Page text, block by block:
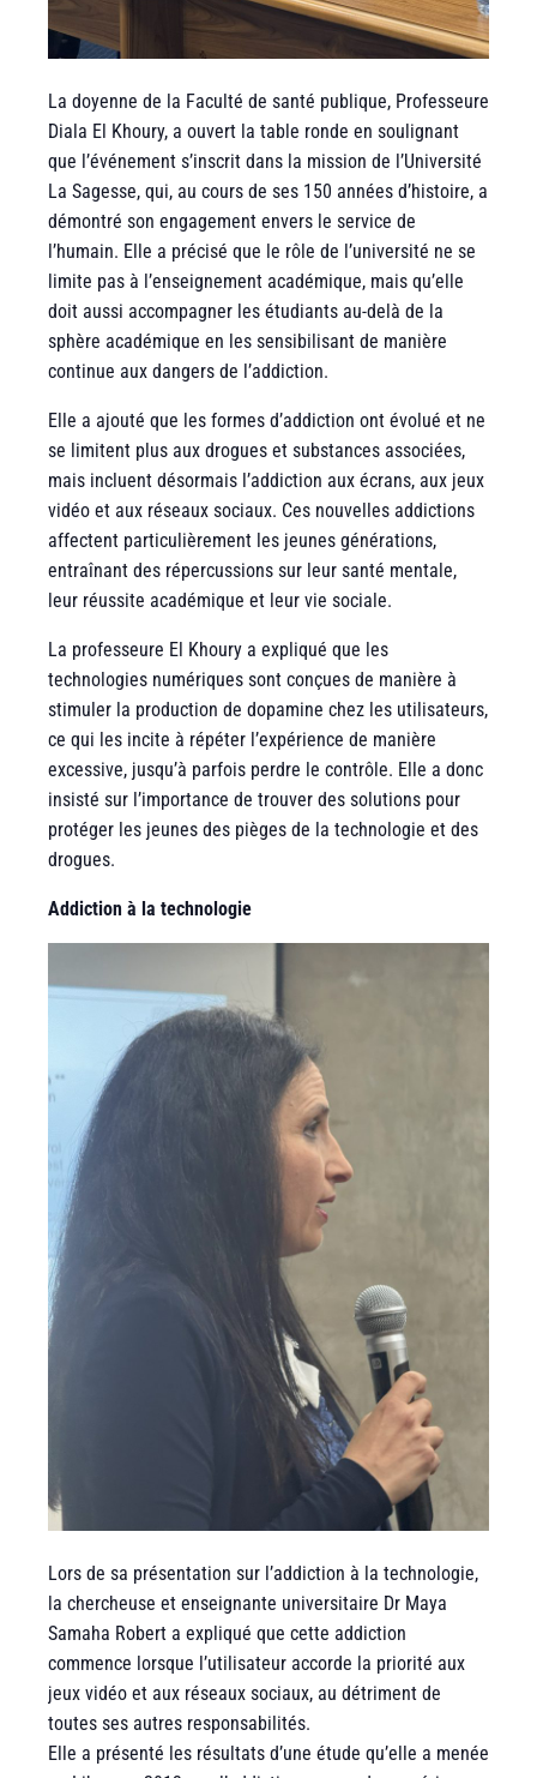
La doyenne de la Faculté de santé publique, Professeure
Diala El Khoury, a ouvert la table ronde en soulignant
que l’événement s’inscrit dans la mission de l’Université
La Sagesse, qui, au cours de ses 150 années d’histoire, a
démontré son engagement envers le service de
l’humain. Elle a précisé que le rôle de l’université ne se
limite pas à l’enseignement académique, mais qu’elle
doit aussi accompagner les étudiants au-delà de la
sphère académique en les sensibilisant de manière
continue aux dangers de l’addiction.
Elle a ajouté que les formes d’addiction ont évolué et ne
se limitent plus aux drogues et substances associées,
mais incluent désormais l’addiction aux écrans, aux jeux
vidéo et aux réseaux sociaux. Ces nouvelles addictions
affectent particulièrement les jeunes générations,
entraînant des répercussions sur leur santé mentale,
leur réussite académique et leur vie sociale.
La professeure El Khoury a expliqué que les
technologies numériques sont conçues de manière à
stimuler la production de dopamine chez les utilisateurs,
ce qui les incite à répéter l’expérience de manière
excessive, jusqu’à parfois perdre le contrôle. Elle a donc
insisté sur l’importance de trouver des solutions pour
protéger les jeunes des pièges de la technologie et des
drogues.
Addiction à la technologie
Lors de sa présentation sur l’addiction à la technologie,
la chercheuse et enseignante universitaire Dr Maya
Samaha Robert a expliqué que cette addiction
commence lorsque l’utilisateur accorde la priorité aux
jeux vidéo et aux réseaux sociaux, au détriment de
toutes ses autres responsabilités.
Elle a présenté les résultats d’une étude qu’elle a menée